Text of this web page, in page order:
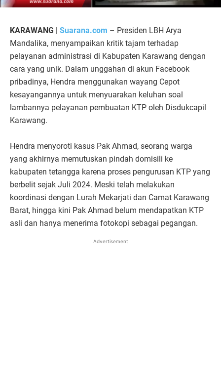
KARAWANG | Suarana.com – Presiden LBH Arya
Mandalika, menyampaikan kritik tajam terhadap
pelayanan administrasi di Kabupaten Karawang dengan
cara yang unik. Dalam unggahan di akun Facebook
pribadinya, Hendra menggunakan wayang Cepot
kesayangannya untuk menyuarakan keluhan soal
lambannya pelayanan pembuatan KTP oleh Disdukcapil
Karawang.
Hendra menyoroti kasus Pak Ahmad, seorang warga
yang akhirnya memutuskan pindah domisili ke
kabupaten tetangga karena proses pengurusan KTP yang
berbelit sejak Juli 2024. Meski telah melakukan
koordinasi dengan Lurah Mekarjati dan Camat Karawang
Barat, hingga kini Pak Ahmad belum mendapatkan KTP
asli dan hanya menerima fotokopi sebagai pegangan.
Advertisement